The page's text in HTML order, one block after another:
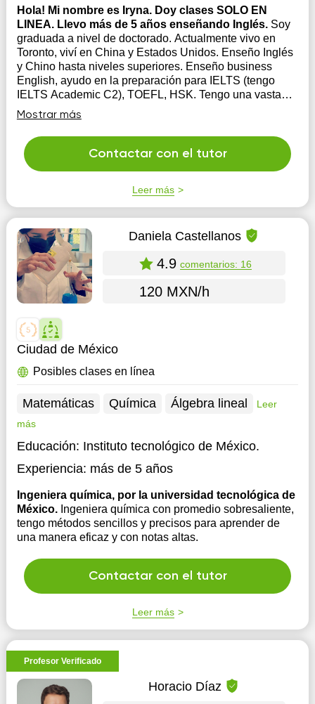
Hola! Mi nombre es Iryna. Doy clases SOLO EN
LINEA. Llevo más de 5 años enseñando Inglés. Soy
graduada a nivel de doctorado. Actualmente vivo en
Toronto, viví en China y Estados Unidos. Enseño Inglés
y Chino hasta niveles superiores. Enseño business
English, ayudo en la preparación para IELTS (tengo
IELTS Academic C2), TOEFL, HSK. Tengo una vasta
experiencia práctica en la comunicación ...
Mostrar más
Contactar con el tutor
Leer más
Daniela Castellanos
4.9 comentarios: 16
120 MXN/h
Ciudad de México
Posibles clases en línea
Matemáticas Química Álgebra lineal
Leer
más
Educación: Instituto tecnológico de México.
Experiencia: más de 5 años
Ingeniera química, por la universidad tecnológica de
México. Ingeniera química con promedio sobresaliente,
tengo métodos sencillos y precisos para aprender de
una manera eficaz y con notas altas.
Contactar con el tutor
Leer más
Profesor Verificado
Horacio Díaz